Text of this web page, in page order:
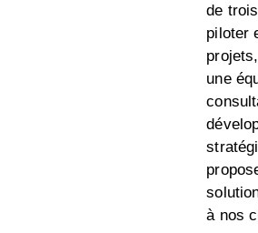
de
piloter
une
à nos